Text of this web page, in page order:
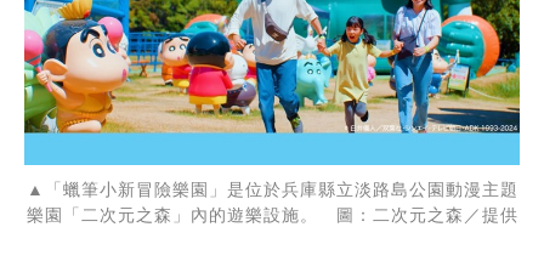
▲「蠟筆小新冒險樂園」是位於兵庫縣立淡路島公園動漫主題
樂園「二次元之森」內的遊樂設施。 圖：二次元之森／提供